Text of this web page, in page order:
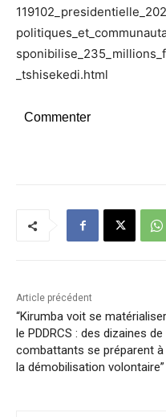
_tshisekedi.html
Commenter
Article précédent
“Kirumba voit se matérialiser
le PDDRCS : des dizaines de
combattants se préparent à
la démobilisation volontaire”